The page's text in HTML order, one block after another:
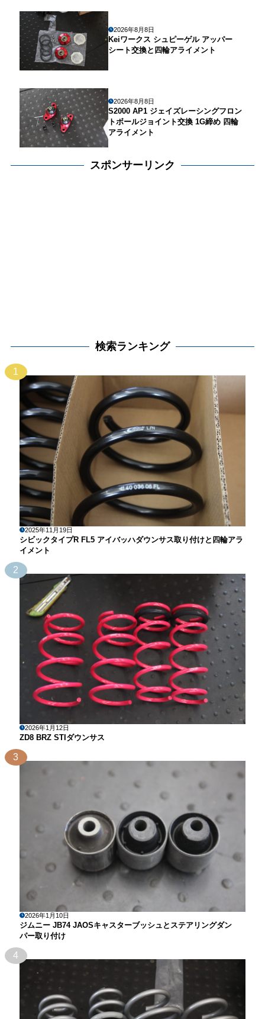
2026年8月8日
Keiワークス シュピーゲル アッパー
シート交換と四輪アライメント
2026年8月8日
S2000 AP1 ジェイズレーシングフロン
トボールジョイント交換 1G締め 四輪
アライメント
スポンサーリンク
検索ランキング
1
2025年11月19日
シビックタイプR FL5 アイバッハダウンサス取り付けと四輪アラ
イメント
2
2026年1月12日
ZD8 BRZ STIダウンサス
3
2026年1月10日
ジムニー JB74 JAOSキャスターブッシュとステアリングダン
パー取り付け
4